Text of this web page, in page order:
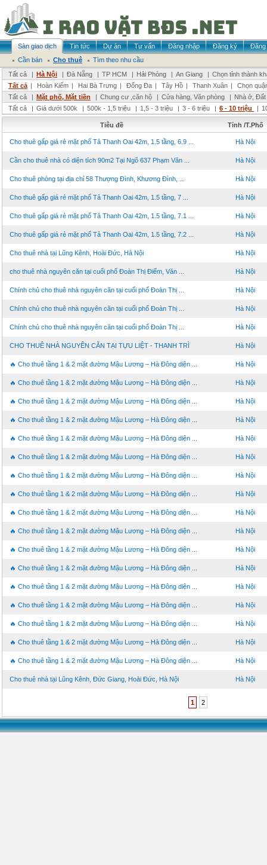
Sàn giao dịch Tin tức Dự án Tư vấn Đăng nhập Đăng ký
Đăng
Cần bán
Cho thuê
Tìm theo nhu cầu
Tất cả
| Hà Nội | Đà Nẵng | TP HCM | Hải Phòng | An Giang | Chọn tỉnh thành
Tất cả | Hoàn Kiếm | Hai Bà Trưng | Đống Đa | Tây Hồ | Thanh Xuân |
Chọn
Tất cả
| Mặt phố, Mặt tiền | Chung cư ,căn hộ | Cửa hàng, Văn phòng | Nhà ở,
Tất cả
| Giá dưới 500k | 500k - 1,5 triệu | 1,5 - 3 triệu | 3 - 6 triệu | 6 - 10 triệu |
Tiêu đề Tỉnh /T.Phố
Cho thuê gấp giá rẻ mặt phố Tả Thanh Oai 42m, 1.5 tầng, 6.9 ... Hà Nội
Cần cho thuê nhà có diện tích 90m2 Tại Ngõ 637 Phạm Văn ... Hà Nội
Cho thuê phòng tại địa chỉ 58 Thượng Đình, Khương Đình, ... Hà Nội
Cho thuê gấp giá rẻ mặt phố Tả Thanh Oai 42m, 1.5 tầng, 7 ... Hà Nội
Cho thuê gấp giá rẻ mặt phố Tả Thanh Oai 42m, 1.5 tầng, 7.1 ... Hà Nội
Cho thuê gấp giá rẻ mặt phố Tả Thanh Oai 42m, 1.5 tầng, 7.2 ... Hà Nội
Cho thuê nhà tại Lũng Kênh, Hoài Đức, Hà Nội Hà Nội
cho thuê nhà nguyên căn tại cuối phố Đoàn Thị Điểm, Văn ... Hà Nội
Chính chủ cho thuê nhà nguyên căn tại cuối phố Đoàn Thị ... Hà Nội
Chính chủ cho thuê nhà nguyên căn tại cuối phố Đoàn Thị ... Hà Nội
Chính chủ cho thuê nhà nguyên căn tại cuối phố Đoàn Thị ... Hà Nội
CHO THUÊ NHÀ NGUYÊN CĂN TẠI TỰU LIỆT - THANH TRÌ Hà Nội
🔥 Cho thuê tầng 1 & 2 mặt đường Mậu Lương – Hà Đông diện ... Hà Nội
🔥 Cho thuê tầng 1 & 2 mặt đường Mậu Lương – Hà Đông diện ... Hà Nội
🔥 Cho thuê tầng 1 & 2 mặt đường Mậu Lương – Hà Đông diện ... Hà Nội
🔥 Cho thuê tầng 1 & 2 mặt đường Mậu Lương – Hà Đông diện ... Hà Nội
🔥 Cho thuê tầng 1 & 2 mặt đường Mậu Lương – Hà Đông diện ... Hà Nội
🔥 Cho thuê tầng 1 & 2 mặt đường Mậu Lương – Hà Đông diện ... Hà Nội
🔥 Cho thuê tầng 1 & 2 mặt đường Mậu Lương – Hà Đông diện ... Hà Nội
🔥 Cho thuê tầng 1 & 2 mặt đường Mậu Lương – Hà Đông diện ... Hà Nội
🔥 Cho thuê tầng 1 & 2 mặt đường Mậu Lương – Hà Đông diện ... Hà Nội
🔥 Cho thuê tầng 1 & 2 mặt đường Mậu Lương – Hà Đông diện ... Hà Nội
🔥 Cho thuê tầng 1 & 2 mặt đường Mậu Lương – Hà Đông diện ... Hà Nội
🔥 Cho thuê tầng 1 & 2 mặt đường Mậu Lương – Hà Đông diện ... Hà Nội
🔥 Cho thuê tầng 1 & 2 mặt đường Mậu Lương – Hà Đông diện ... Hà Nội
🔥 Cho thuê tầng 1 & 2 mặt đường Mậu Lương – Hà Đông diện ... Hà Nội
🔥 Cho thuê tầng 1 & 2 mặt đường Mậu Lương – Hà Đông diện ... Hà Nội
🔥 Cho thuê tầng 1 & 2 mặt đường Mậu Lương – Hà Đông diện ... Hà Nội
🔥 Cho thuê tầng 1 & 2 mặt đường Mậu Lương – Hà Đông diện ... Hà Nội
Cho thuê nhà tại Lũng Kênh, Đức Giang, Hoài Đức, Hà Nội Hà Nội
1 2